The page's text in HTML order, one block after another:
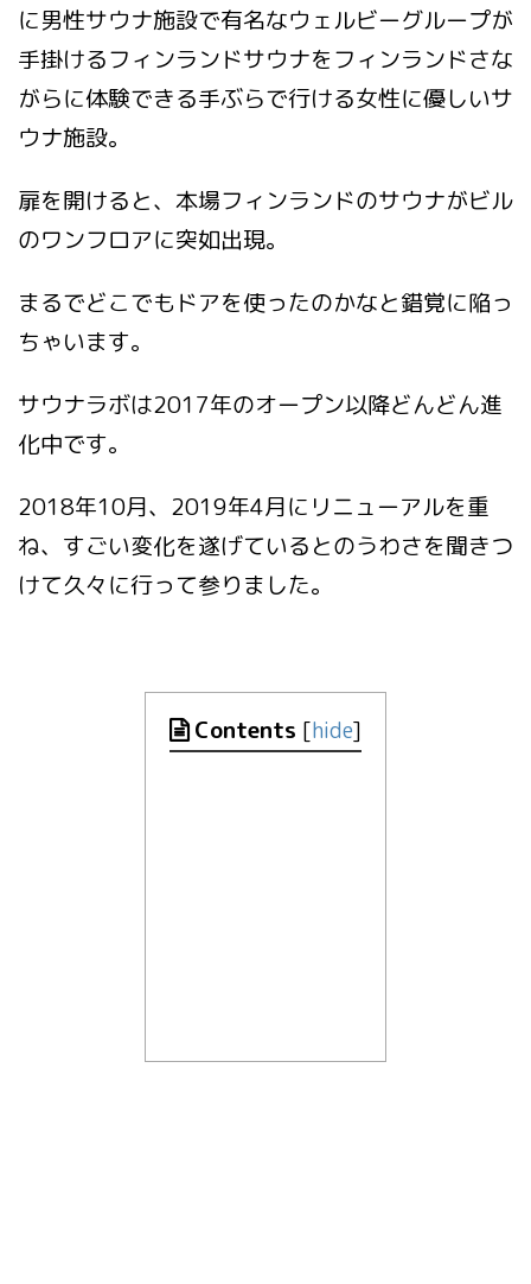
に男性サウナ施設で有名なウェルビーグループが
手掛けるフィンランドサウナをフィンランドさな
がらに体験できる手ぶらで行ける女性に優しいサ
ウナ施設。
扉を開けると、本場フィンランドのサウナがビル
のワンフロアに突如出現。
まるでどこでもドアを使ったのかなと錯覚に陥っ
ちゃいます。
サウナラボは2017年のオープン以降どんどん進
化中です。
2018年10月、2019年4月にリニューアルを重
ね、すごい変化を遂げているとのうわさを聞きつ
けて久々に行って参りました。
Contents [hide]